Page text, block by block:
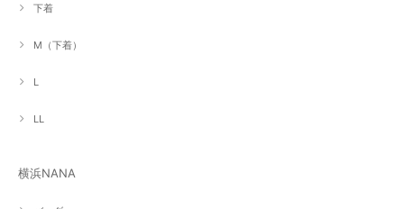
下着
M（下着）
L
LL
横浜NANA